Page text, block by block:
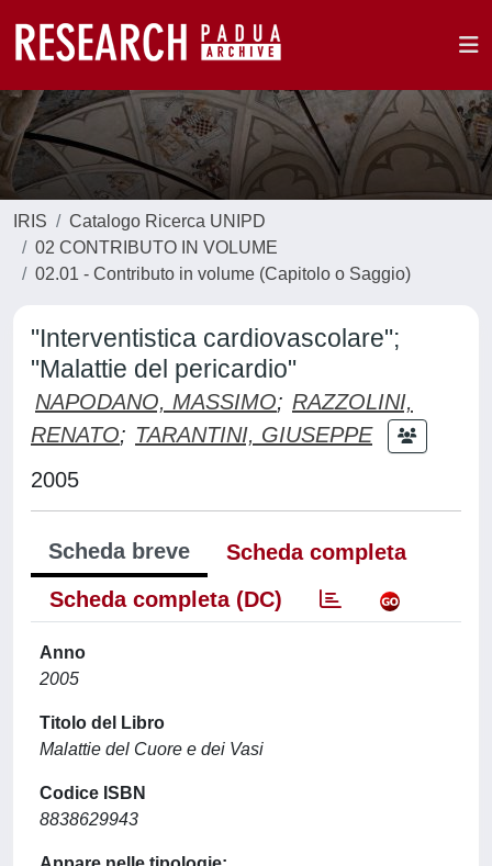
IRIS
Catalogo Ricerca UNIPD
02 CONTRIBUTO IN VOLUME
02.01 - Contributo in volume (Capitolo o Saggio)
"Interventistica cardiovascolare";
"Malattie del pericardio"
NAPODANO, MASSIMO; RAZZOLINI,
RENATO; TARANTINI, GIUSEPPE
2005
Scheda breve
Scheda completa
Scheda completa (DC)
Anno
2005
Titolo del Libro
Malattie del Cuore e dei Vasi
Codice ISBN
8838629943